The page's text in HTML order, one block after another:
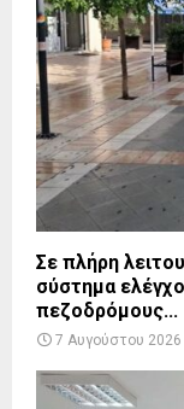
Σε πλήρη
σύστημα
πεζοδρόμους...
7 Αυγούστου 2026